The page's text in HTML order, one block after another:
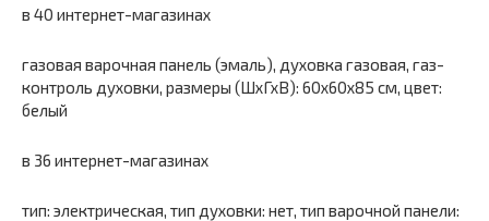
в 40 интернет-магазинах
газовая варочная панель (эмаль), духовка газовая, газ-
контроль духовки, размеры (ШхГхВ): 60x60x85 см, цвет:
белый
в 36 интернет-магазинах
тип: электрическая, тип духовки: нет, тип варочной панели: